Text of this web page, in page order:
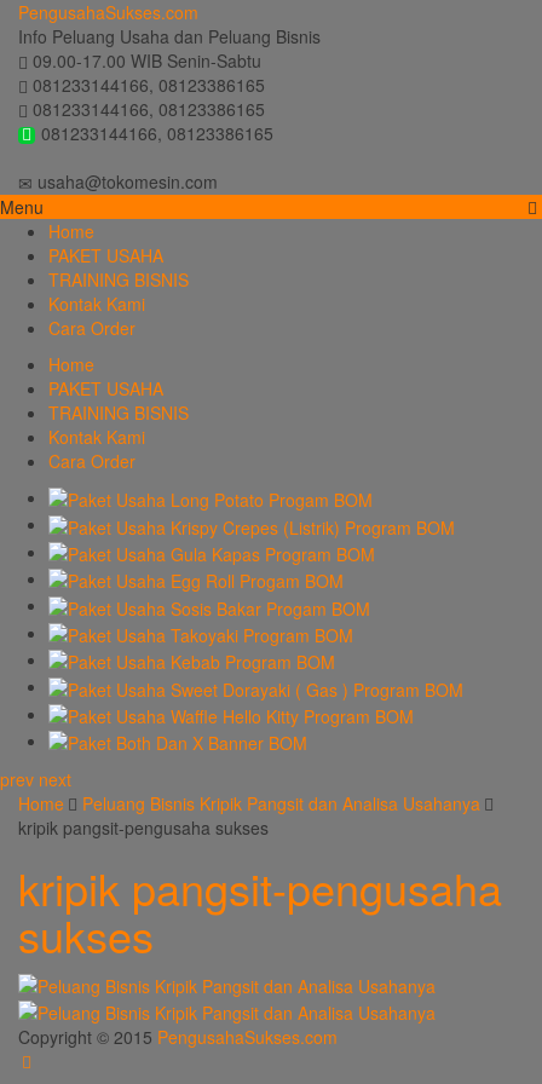
PengusahaSukses.com
Info Peluang Usaha dan Peluang Bisnis
09.00-17.00 WIB Senin-Sabtu
081233144166, 08123386165
081233144166, 08123386165
081233144166, 08123386165
usaha@tokomesin.com
Menu
Home
PAKET USAHA
TRAINING BISNIS
Kontak Kami
Cara Order
Home
PAKET USAHA
TRAINING BISNIS
Kontak Kami
Cara Order
prev next
Home
Peluang Bisnis Kripik Pangsit dan Analisa Usahanya
kripik pangsit-pengusaha sukses
kripik pangsit-pengusaha
sukses
Copyright © 2015 PengusahaSukses.com